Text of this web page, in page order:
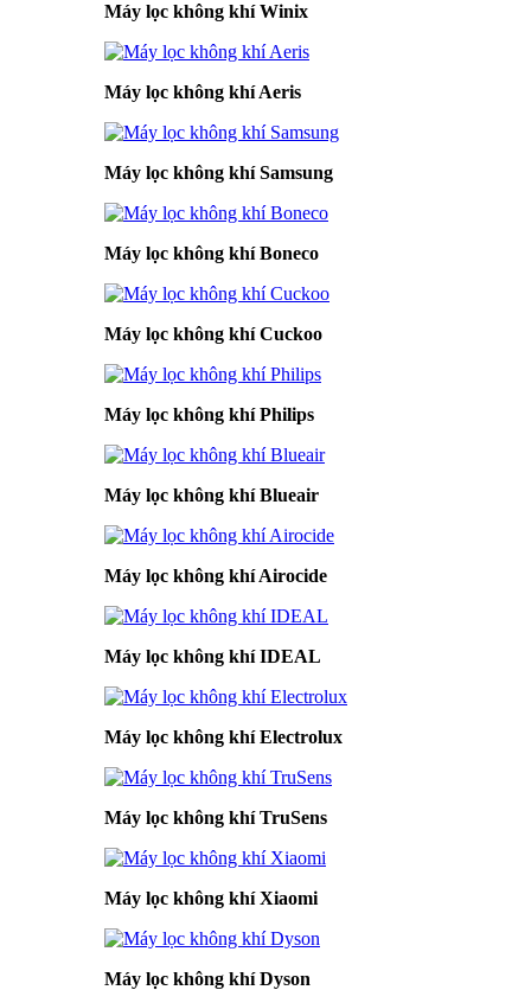
Máy lọc không khí Winix
Máy lọc không khí Aeris
Máy lọc không khí Samsung
Máy lọc không khí Boneco
Máy lọc không khí Cuckoo
Máy lọc không khí Philips
Máy lọc không khí Blueair
Máy lọc không khí Airocide
Máy lọc không khí IDEAL
Máy lọc không khí Electrolux
Máy lọc không khí TruSens
Máy lọc không khí Xiaomi
Máy lọc không khí Dyson